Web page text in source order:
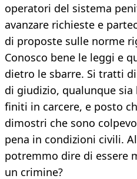
operatori del sistema
avanzare richieste e
di proposte sulle norme
Conosco bene le leggi e
dietro le sbarre. Si tratti
di giudizio, qualunque
finiti in carcere, e posto
dimostri che sono
pena in condizioni civili.
potremmo dire di essere
un crimine?